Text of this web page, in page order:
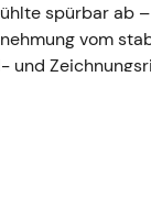
spürbar ab
vom
und